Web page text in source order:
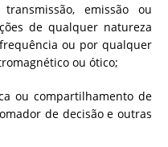
transmissão, emissão ou
de qualquer natureza
ou por qualquer
ou ótico;
ou compartilhamento de
de decisão e outras